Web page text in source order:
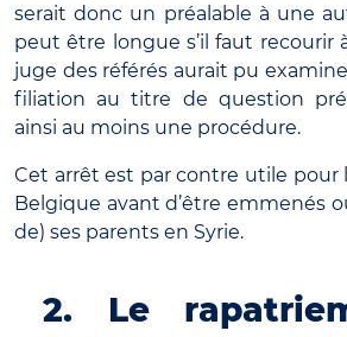
serait donc un préalable à une
peut être longue s’il faut recourir
juge des référés aurait pu
filiation au titre de question
ainsi au moins une procédure.
Cet arrêt est par contre utile pour
Belgique avant d’être emmenés
de) ses parents en Syrie.
2. Le